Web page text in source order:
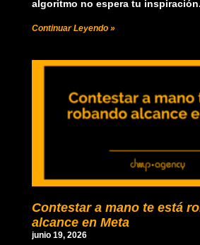
algoritmo no espera tu inspiración.
Continuar Leyendo »
Contestar a mano te está
alcance en Meta
junio 19, 2026